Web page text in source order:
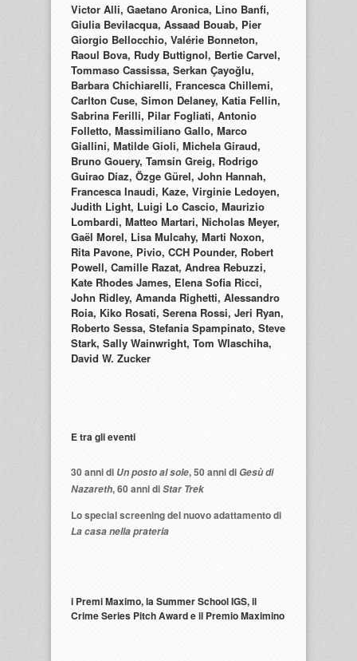
Victor Alli, Gaetano Aronica, Lino Banfi,
Giulia Bevilacqua, Assaad Bouab, Pier
Giorgio Bellocchio, Valérie Bonneton,
Raoul Bova, Rudy Buttignol, Bertie Carvel,
Tommaso Cassissa, Serkan Çayoğlu,
Barbara Chichiarelli, Francesca Chillemi,
Carlton Cuse, Simon Delaney, Katia Fellin,
Sabrina Ferilli, Pilar Fogliati, Antonio
Folletto, Massimiliano Gallo, Marco
Giallini, Matilde Gioli, Michela Giraud,
Bruno Gouery, Tamsin Greig, Rodrigo
Guirao Díaz, Özge Gürel, John Hannah,
Francesca Inaudi, Kaze, Virginie Ledoyen,
Judith Light, Luigi Lo Cascio, Maurizio
Lombardi, Matteo Martari, Nicholas Meyer,
Gaël Morel, Lisa Mulcahy, Marti Noxon,
Rita Pavone, Pivio, CCH Pounder, Robert
Powell, Camille Razat, Andrea Rebuzzi,
Kate Rhodes James, Elena Sofia Ricci,
John Ridley, Amanda Righetti, Alessandro
Roia, Kiko Rosati, Serena Rossi, Jeri Ryan,
Roberto Sessa, Stefania Spampinato, Steve
Stark, Sally Wainwright, Tom Wlaschiha,
David W. Zucker
E tra gli eventi
30anni di Un posto al sole,50anni di Gesù di
Nazareth,60anni diStar Trek
Lo special screening del nuovo adattamento di
La casa nella prateria
i Premi Maximo, la Summer School IGS, il
Crime Series Pitch Award e il Premio Maximino